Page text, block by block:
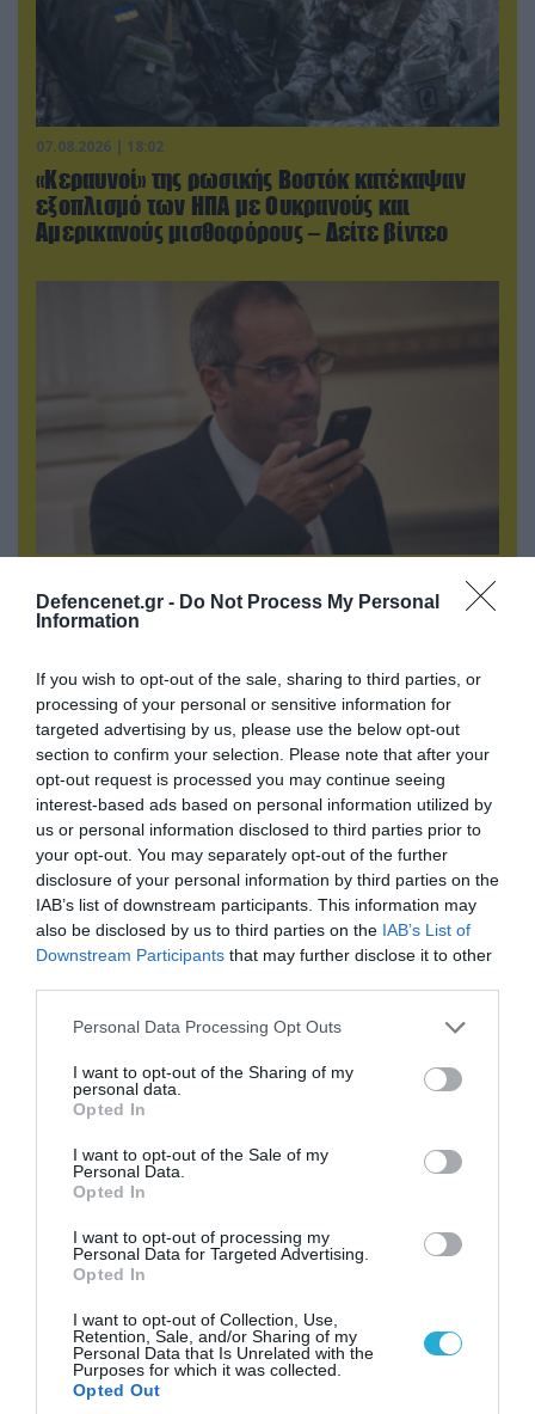
Defencenet.gr - Do Not Process My Personal
Information
If you wish to opt-out of the sale, sharing to third parties, or
processing of your personal or sensitive information for
targeted advertising by us, please use the below opt-out
section to confirm your selection. Please note that after your
opt-out request is processed you may continue seeing
interest-based ads based on personal information utilized by
us or personal information disclosed to third parties prior to
your opt-out. You may separately opt-out of the further
disclosure of your personal information by third parties on the
IAB’s list of downstream participants. This information may
also be disclosed by us to third parties on the IAB’s List of
Downstream Participants that may further disclose it to other
Please note that this website/app uses one or more Google
not limited to your visit or usage behaviour. You may click to
grant or deny consent to Google and its third-party tags to
use your data for below specified purposes in below Google
consent section.
Personal Data Processing Opt Outs
I want to opt-out of the Sharing of my
personal data.
Opted In
I want to opt-out of the Sale of my
Personal Data.
Opted In
I want to opt-out of processing my
Personal Data for Targeted Advertising.
Opted In
I want to opt-out of Collection, Use,
Retention, Sale, and/or Sharing of my
Personal Data that Is Unrelated with the
Purposes for which it was collected.
Opted Out
07.08.2026 | 18:02
«Κεραυνοί» της ρωσικής Βοστόκ κατέκαψαν
εξοπλισμό των ΗΠΑ με Ουκρανούς και
Αμερικανούς μισθοφόρους – Δείτε βίντεο
Ο Γιάννης Αλαφούζος «τέλειωσε» τον
Κωνσταντίνο Ζούλα από τον ΣΚΑΪ – Ο λόγος της
«Φώτισε» το Κίεβο μετά από χτύπημα με
υπερηχητικό 3M22 Zircon: Σοκαρισμένος
Ουκρανός κατέγραψε τη στιγμή (βίντεο)
ΠΟΛΙΤΙΚΗ